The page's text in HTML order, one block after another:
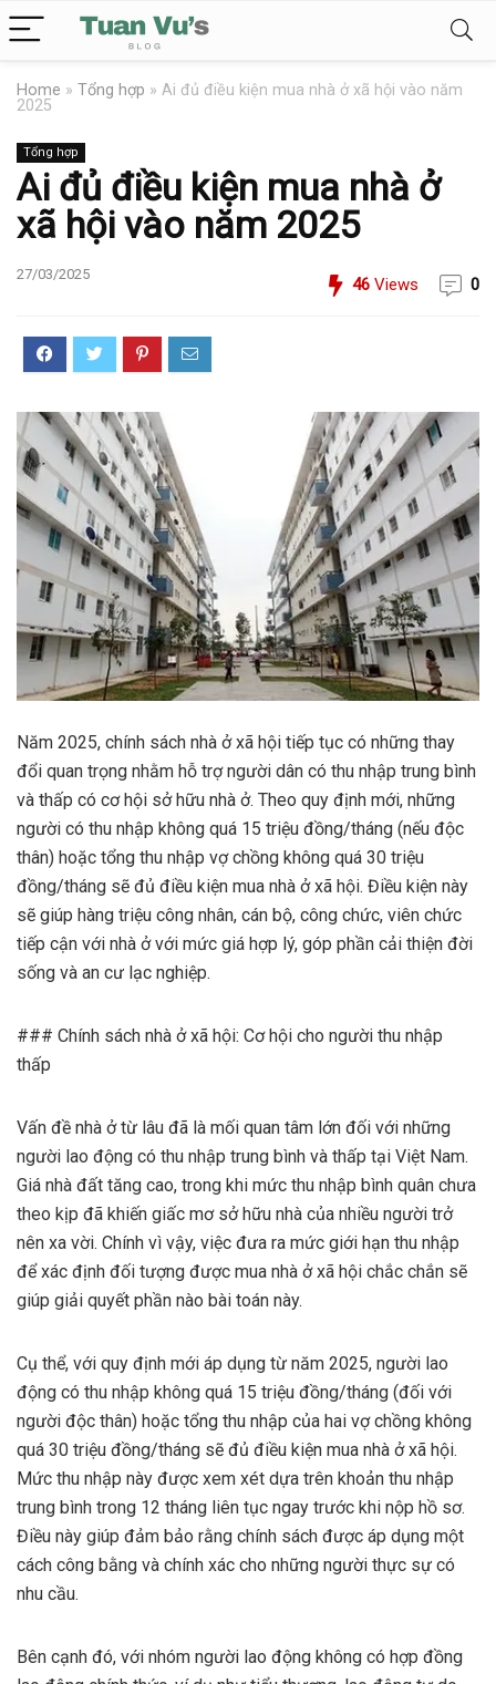
Home » Tổng hợp » Ai đủ điều kiện mua nhà ở xã hội vào năm
2025
Tổng hợp
Ai đủ điều kiện mua nhà ở
xã hội vào năm 2025
27/03/2025
46 Views 0
Năm 2025, chính sách nhà ở xã hội tiếp tục có những thay
đổi quan trọng nhằm hỗ trợ người dân có thu nhập trung bình
và thấp có cơ hội sở hữu nhà ở. Theo quy định mới, những
người có thu nhập không quá 15 triệu đồng/tháng (nếu độc
thân) hoặc tổng thu nhập vợ chồng không quá 30 triệu
đồng/tháng sẽ đủ điều kiện mua nhà ở xã hội. Điều kiện này
sẽ giúp hàng triệu công nhân, cán bộ, công chức, viên chức
tiếp cận với nhà ở với mức giá hợp lý, góp phần cải thiện đời
sống và an cư lạc nghiệp.
### Chính sách nhà ở xã hội: Cơ hội cho người thu nhập
thấp
Vấn đề nhà ở từ lâu đã là mối quan tâm lớn đối với những
người lao động có thu nhập trung bình và thấp tại Việt Nam.
Giá nhà đất tăng cao, trong khi mức thu nhập bình quân chưa
theo kịp đã khiến giấc mơ sở hữu nhà của nhiều người trở
nên xa vời. Chính vì vậy, việc đưa ra mức giới hạn thu nhập
để xác định đối tượng được mua nhà ở xã hội chắc chắn sẽ
giúp giải quyết phần nào bài toán này.
Cụ thể, với quy định mới áp dụng từ năm 2025, người lao
động có thu nhập không quá 15 triệu đồng/tháng (đối với
người độc thân) hoặc tổng thu nhập của hai vợ chồng không
quá 30 triệu đồng/tháng sẽ đủ điều kiện mua nhà ở xã hội.
Mức thu nhập này được xem xét dựa trên khoản thu nhập
trung bình trong 12 tháng liên tục ngay trước khi nộp hồ sơ.
Điều này giúp đảm bảo rằng chính sách được áp dụng một
cách công bằng và chính xác cho những người thực sự có
nhu cầu.
Bên cạnh đó, với nhóm người lao động không có hợp đồng